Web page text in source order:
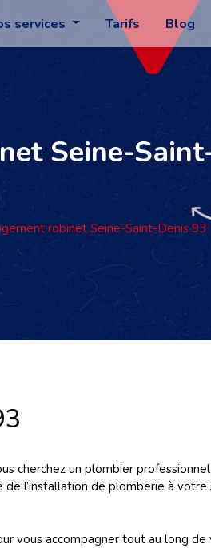
services Tarifs Blog
Seine-
robinet Seine-Saint-Denis 93
cherchez un plombier
l’installation de plomberie à
vous accompagner tout au long